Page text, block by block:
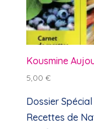
Kousmine
5,00 €
Dossier
Recettes de